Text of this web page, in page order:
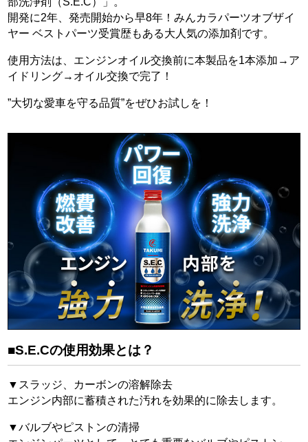
開発に2年、発売開始から早8年！みんカラパーツオブザイ
ヤー ベストパーツ受賞歴もある大人気の添加剤です。
使用方法は、エンジンオイル交換前に本製品を1本添加→ア
イドリング→オイル交換で完了！
”大切な愛車を守る品質”をぜひお試しを！
■S.E.Cの使用効果とは？
▼スラッジ、カーボンの溶解除去
エンジン内部に蓄積された汚れを効果的に除去します。
▼バルブやピストンの清掃